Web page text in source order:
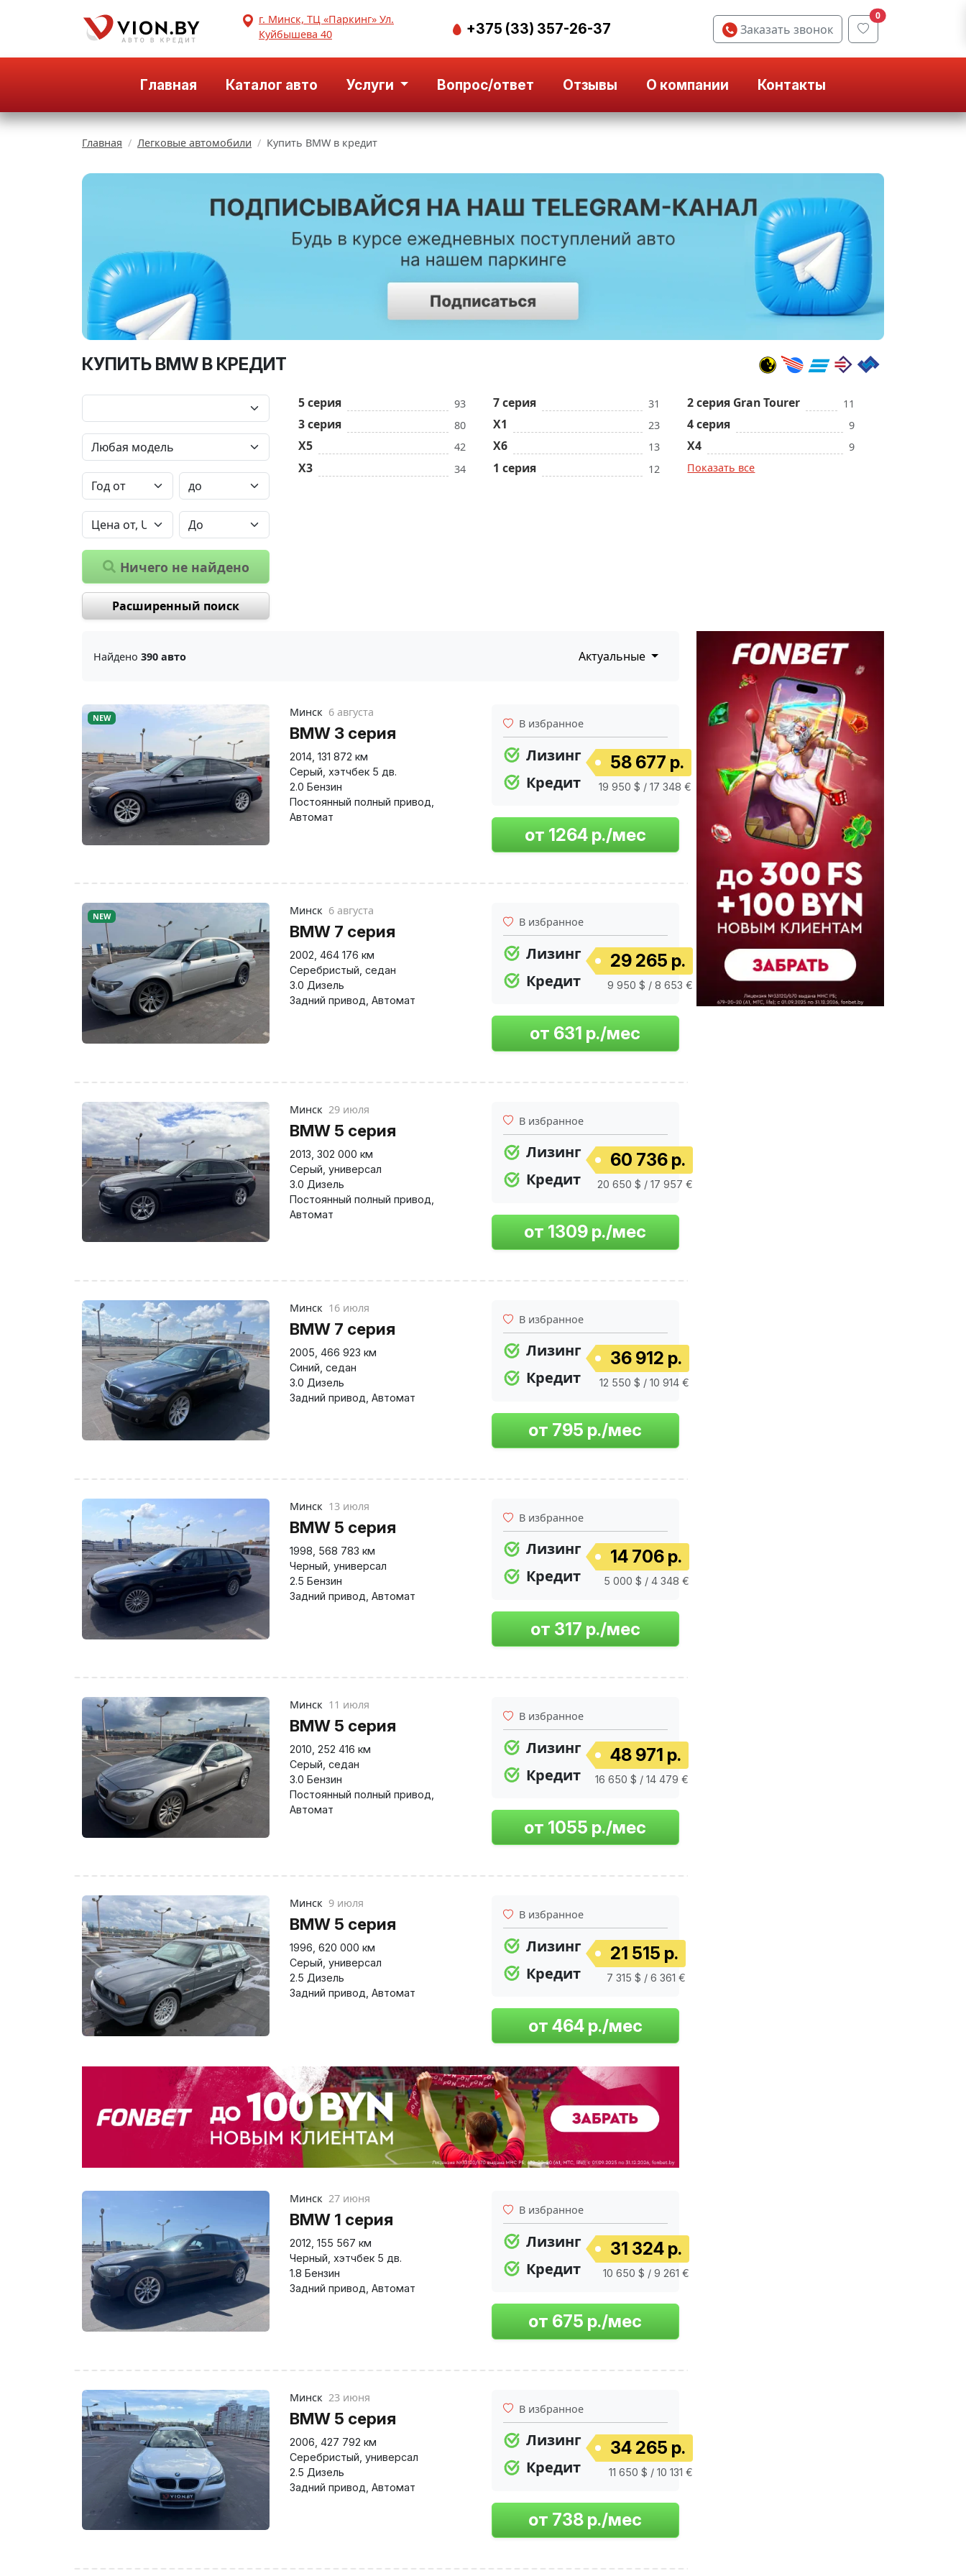
г. Минск, ТЦ «Паркинг» Ул.
Куйбышева 40
+375 (33) 357-26-37 Заказать звонок
0
Главная Каталог авто Услуги Вопрос/ответ Отзывы О компании Контакты
Главная Легковые автомобили Купить BMW в кредит
КУПИТЬ BMW В КРЕДИТ
Ничего не найдено
Расширенный поиск
5 серия 93
3 серия 80
X5 42
X3 34
7 серия 31
X1 23
X6 13
1 серия 12
2 серия Gran Tourer 11
4 серия 9
X4
9
Показать все
Найдено 390 авто Актуальные
NEW Минск 6 августа
BMW 3 серия
2014, 131 872 км
Серый хэтчбек 5 дв.
2.0 Бензин
Постоянный полный привод
Автомат
В избранное
Лизинг
Кредит
58 677 р.
19 950 $ / 17 348 €
NEW Минск 6 августа
BMW 7 серия
2002 464 176 км
Серебристый седан
3.0 Дизель
Задний привод Автомат
В избранное
Лизинг
Кредит
29 265 р.
9 950 $ / 8 653 €
Минск 29 июля
BMW 5 серия
2013 302 000 км
Серый универсал
3.0 Дизель
Постоянный полный привод
Автомат
В избранное
Лизинг
Кредит
60 736 р.
20 650 $ / 17 957 €
Минск 16 июля
BMW 7 серия
2005 466 923 км
Синий седан
3.0 Дизель
Задний привод Автомат
В избранное
Лизинг
Кредит
36 912 р.
12 550 $ / 10 914 €
Минск 13 июля
BMW 5 серия
1998 568 783 км
Черный универсал
2.5 Бензин
Задний привод Автомат
В избранное
Лизинг
Кредит
14 706 р.
5 000 $ / 4 348 €
Минск 11 июля
BMW 5 серия
2010 252 416 км
Серый седан
3.0 Бензин
Постоянный полный привод
Автомат
В избранное
Лизинг
Кредит
48 971 р.
16 650 $ / 14 479 €
Минск 9 июля
BMW 5 серия
1996 620 000 км
Серый универсал
2.5 Дизель
Задний привод Автомат
В избранное
Лизинг
Кредит
21 515 р.
7 315 $ / 6 361 €
Минск 27 июня
BMW 1 серия
2012 155 567 км
Черный хэтчбек 5 дв.
1.8 Бензин
Задний привод Автомат
В избранное
Лизинг
Кредит
31 324 р.
10 650 $ / 9 261 €
Минск 23 июня
BMW 5 серия
2006 427 792 км
Серебристый универсал
2.5 Дизель
Задний привод Автомат
В избранное
Лизинг
Кредит
34 265 р.
11 650 $ / 10 131 €